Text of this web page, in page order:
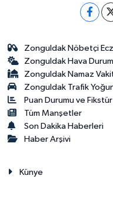
Zonguldak Nöbetçi
Zonguldak Hava
Zonguldak Namaz
Zonguldak Trafik
Puan Durumu ve Fikstür
Tüm Manşetler
Son Dakika Haberleri
Haber Arşivi
Künye